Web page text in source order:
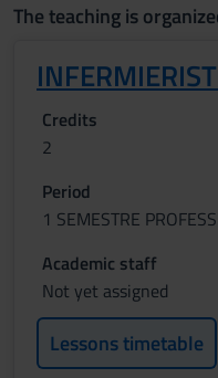
The teaching is
Credits
2
Period
1 SEMESTRE
Academic staff
Not yet assigned
Lessons timetable